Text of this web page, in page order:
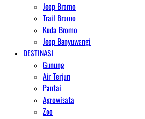
Jeep Bromo
Trail Bromo
Kuda Bromo
Jeep Banyuwangi
DESTINASI
Gunung
Air Terjun
Pantai
Agrowisata
Zoo